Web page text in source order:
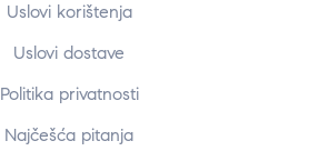
Uslovi korištenja
Uslovi dostave
Politika privatnosti
Najčešća pitanja